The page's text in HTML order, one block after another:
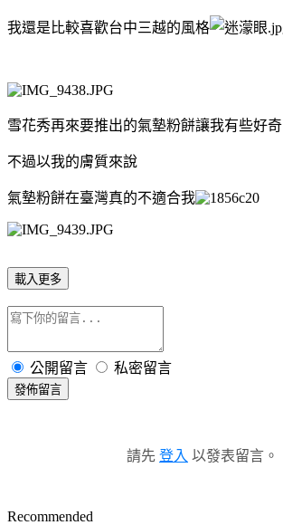
我還是比較喜歡台中三越的風格
雪花秀再來要推出的氣墊粉餅讓我有些好奇
不過以我的膚質來說
氣墊粉餅在臺灣真的不適合我
載入更多
公開留言 私密留言
發佈留言
請先 登入 以發表留言。
Recommended